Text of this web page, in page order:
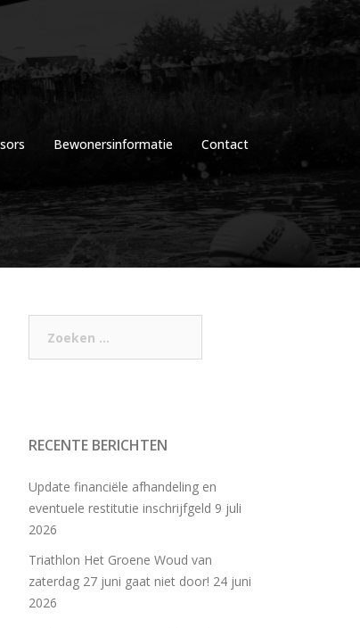
Bewonersinformatie Contact
naar:
RECENTE BERICHTEN
Update financiële afhandeling en
eventuele restitutie inschrijfgeld 9 juli
2026
Triathlon Het Groene Woud van
zaterdag 27 juni gaat niet door! 24 juni
2026